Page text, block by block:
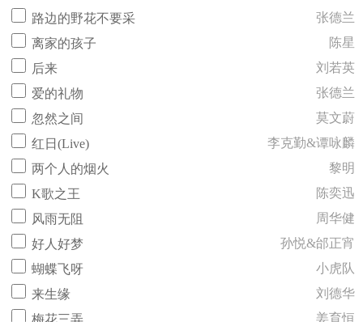
路边的野花不要采
张德兰
离家的孩子
陈星
后来
刘若英
爱的礼物
张德兰
忽然之间
莫文蔚
红日(Live)
李克勤&谭咏麟
两个人的烟火
黎明
K歌之王
陈奕迅
风雨无阻
周华健
好人好梦
孙悦&邰正宵
蝴蝶飞呀
小虎队
来生缘
刘德华
梅花三弄
姜育恒